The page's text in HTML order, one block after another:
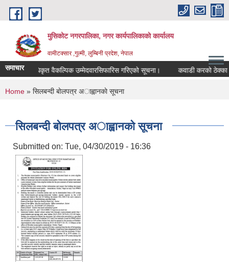
Skip to main content
मुसिकोट नगरपालिका, नगर कार्यपालिकाकाे कार्यालय
वामीटक्सार ,गुल्मी, लुम्बिनी प्रदेश, नेपाल
समाचार
नापीअधिकृत वैकल्पिक उम्मेदवारसिफारिस गरिएको सूचना। कवाडी करको ठेक्का
You are here
Home » सिलबन्दी बाेलपत्र अाह्वानकाे सूचना
सिलबन्दी बाेलपत्र अाह्वानकाे सूचना
Submitted on: Tue, 04/30/2019 - 16:36